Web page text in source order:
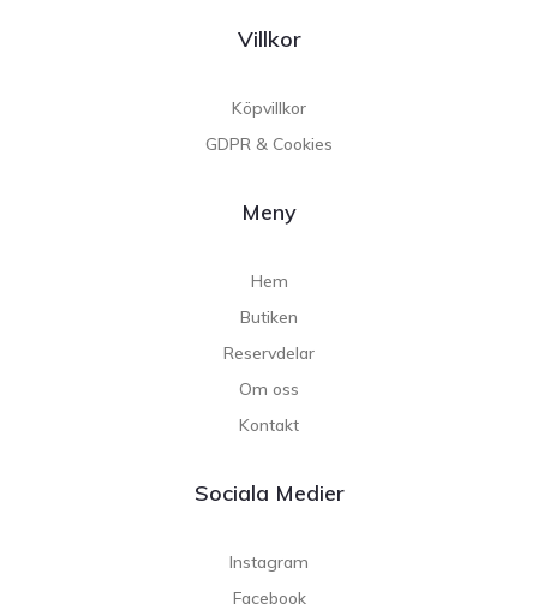
Villkor
Köpvillkor
GDPR & Cookies
Meny
Hem
Butiken
Reservdelar
Om oss
Kontakt
Sociala Medier
Instagram
Facebook